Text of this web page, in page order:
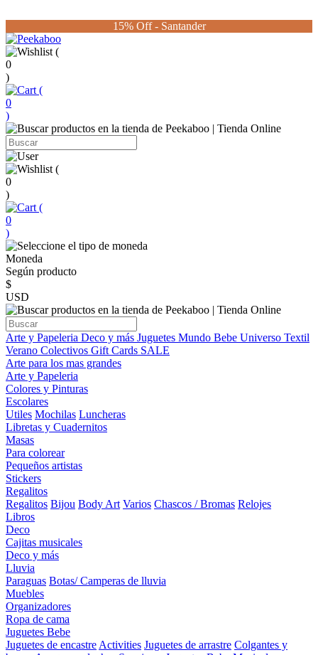
15% Off - Santander
(
0
)
(
0
)
(
0
)
(
0
)
Moneda
Según producto
$
USD
Arte y Papeleria Deco y más Juguetes Mundo Bebe Universo Textil
Verano Colectivos Gift Cards SALE
Arte para los mas grandes
Arte y Papeleria
Colores y Pinturas
Escolares
Utiles Mochilas Luncheras
Libretas y Cuadernitos
Masas
Para colorear
Pequeños artistas
Stickers
Regalitos
Regalitos Bijou Body Art Varios Chascos / Bromas Relojes
Libros
Deco
Cajitas musicales
Deco y más
Lluvia
Paraguas Botas/ Camperas de lluvia
Muebles
Organizadores
Ropa de cama
Juguetes Bebe
Juguetes de encastre Activities Juguetes de arrastre Colgantes y